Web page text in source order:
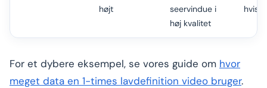
højt
seervindue i
høj kvalitet
hvis
For et dybere eksempel, se vores guide om hvor
meget data en 1-times lavdefinition video bruger.